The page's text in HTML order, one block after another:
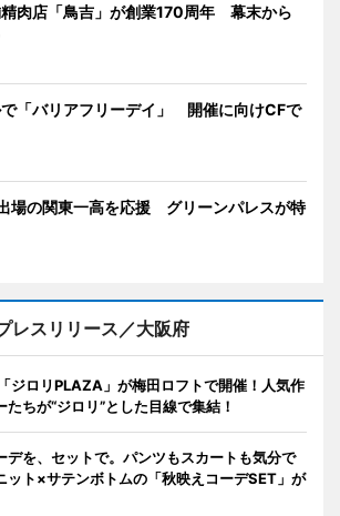
肉店「鳥吉」が創業170周年 幕末から
「バリアフリーデイ」 開催に向けCFで
場の関東一高を応援 グリーンパレスが特
レスリリース／大阪府
ジロリPLAZA」が梅田ロフトで開催！人気作
ちが“ジロリ”とした目線で集結！
デを、セットで。パンツもスカートも気分で
ット×サテンボトムの「秋映えコーデSET」が